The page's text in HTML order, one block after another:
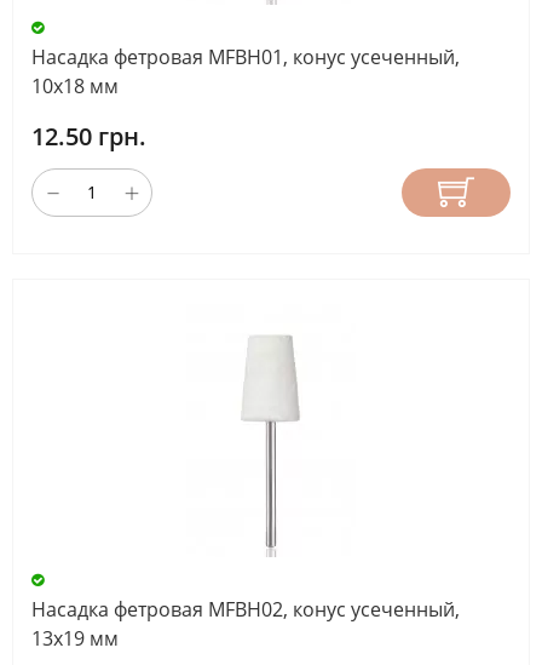
Насадка фетровая MFBH01, конус усеченный,
10х18 мм
12.50 грн.
Насадка фетровая MFBH02, конус усеченный,
13х19 мм